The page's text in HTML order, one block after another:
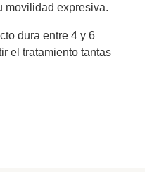
movilidad expresiva.
dura entre 4 y 6
el tratamiento tantas